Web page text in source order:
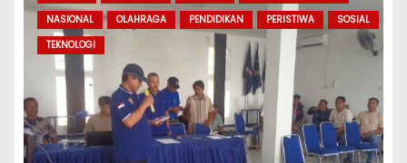
NASIONAL
OLAHRAGA PENDIDIKAN PERISTIWA
SOSIAL
TEKNOLOGI